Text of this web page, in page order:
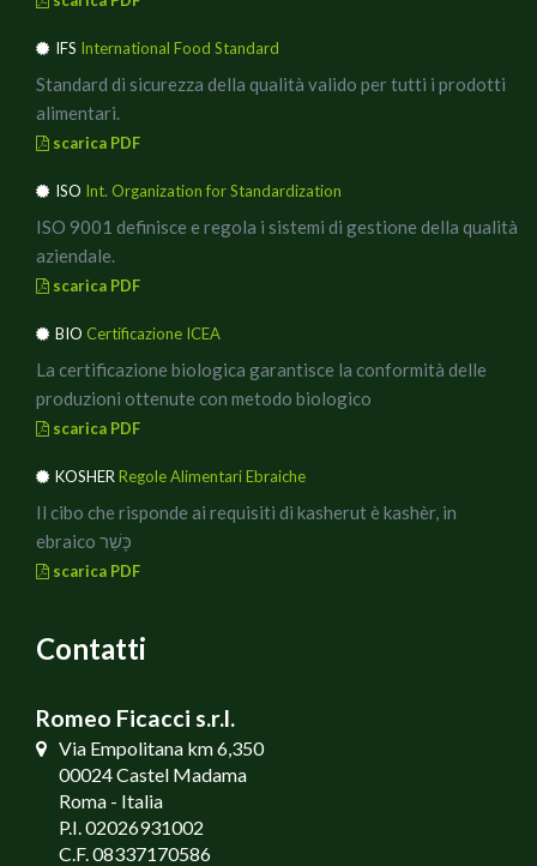
IFS International Food Standard
Standard di sicurezza della qualità valido per tutti i prodotti
alimentari.
scarica PDF
ISO Int. Organization for Standardization
ISO 9001 definisce e regola i sistemi di gestione della qualità
aziendale.
scarica PDF
BIO Certificazione ICEA
La certificazione biologica garantisce la conformità delle
produzioni ottenute con metodo biologico
scarica PDF
KOSHER Regole Alimentari Ebraiche
Il cibo che risponde ai requisiti di kasherut è kashèr, in
ebraico כָּשֵׁר
scarica PDF
Contatti
Romeo Ficacci s.r.l.
Via Empolitana km 6,350
00024 Castel Madama
Roma - Italia
P.I. 02026931002
C.F. 08337170586